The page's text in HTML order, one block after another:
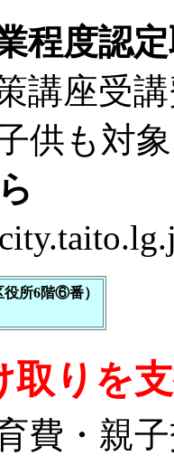
程度認
講座受
供も対
所6階⑥番）
取りを
費・親